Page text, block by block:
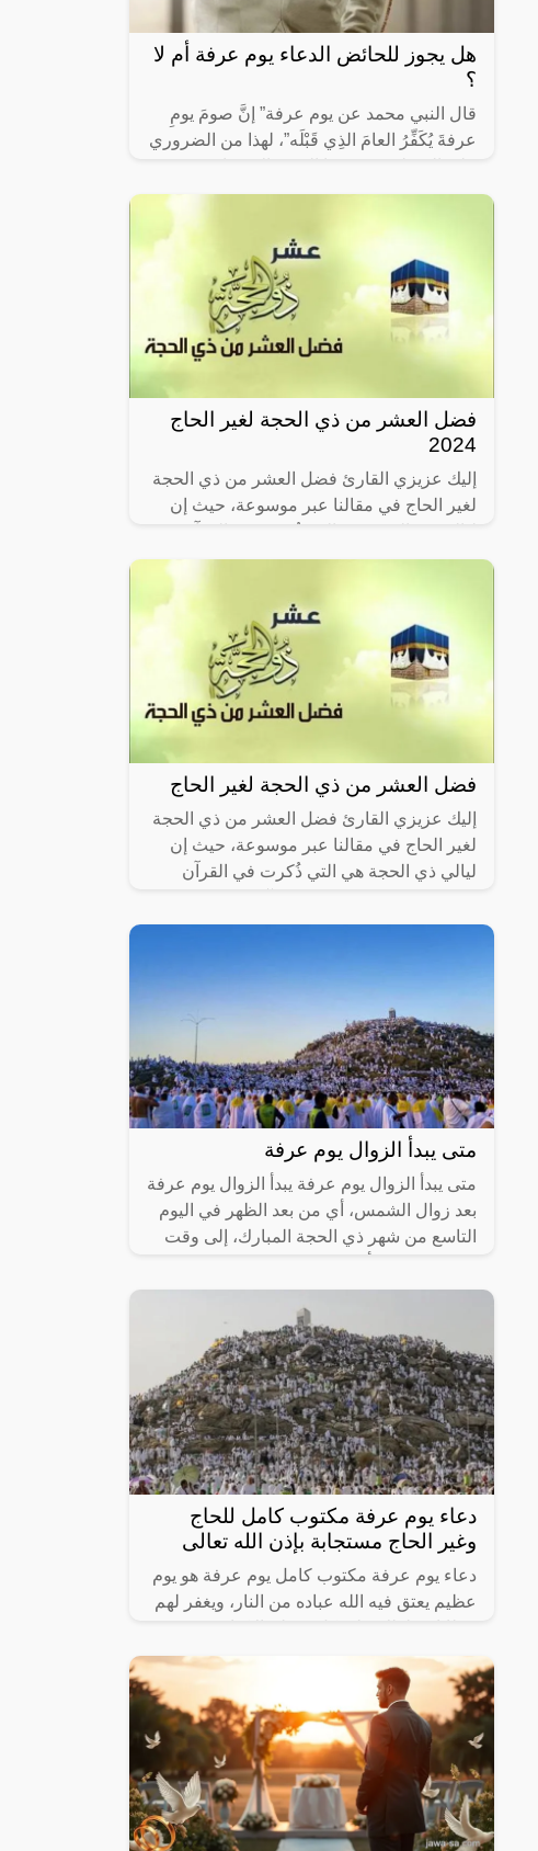
هل يجوز للحائض الدعاء يوم عرفة أم لا
؟
قال النبي محمد عن يوم عرفة” إنَّ صومَ يومِ
عرفةَ يُكَفِّرُ العامَ الذِي قَبْلَه”، لهذا من الضروري
ثوابه مع الإكثار من
فضل العشر من ذي الحجة لغير الحاج
2024
إليك عزيزي القارئ فضل العشر من ذي الحجة
لغير الحاج في مقالنا عبر موسوعة، حيث إن
الكريم في سورة الفجر في الآية الثانية في
فضل العشر من ذي الحجة لغير الحاج
إليك عزيزي القارئ فضل العشر من ذي الحجة
لغير الحاج في مقالنا عبر موسوعة، حيث إن
ليالي ذي الحجة هي التي ذُكرت في القرآن
متى يبدأ الزوال يوم عرفة
متى يبدأ الزوال يوم عرفة يبدأ الزوال يوم عرفة
بعد زوال الشمس، أي من بعد الظهر في اليوم
التاسع من شهر ذي الحجة المبارك، إلى وقت
دعاء يوم عرفة مكتوب كامل للحاج
وغير الحاج مستجابة بإذن الله تعالى
دعاء يوم عرفة مكتوب كامل يوم عرفة هو يوم
عظيم يعتق فيه الله عباده من النار، ويغفر لهم
الدعاء في مثل هذا اليوم، والتوسل إلى